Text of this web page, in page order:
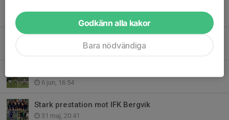
6 jun, 16:54
Stark prestation mot IFK Bergvik
31 maj, 20:41
Godkänn alla kakor
Bara nödvändiga